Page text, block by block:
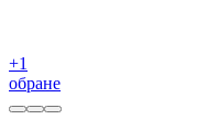
+1
обране